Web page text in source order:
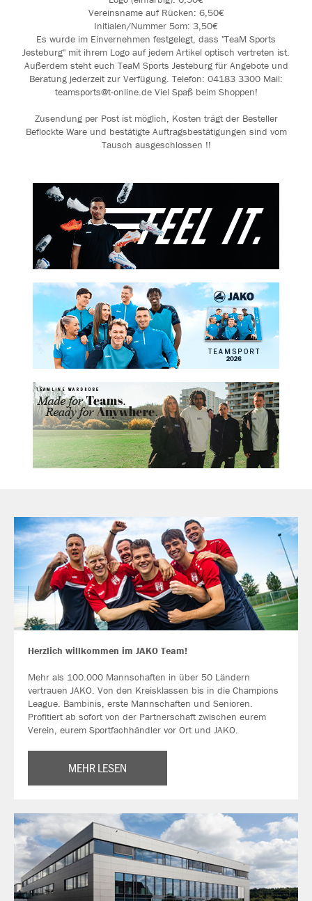
Vereinsname auf Rücken: 6,50€
Initialen/Nummer 5cm: 3,50€
Es wurde im Einvernehmen festgelegt, dass "TeaM Sports
Jesteburg" mit ihrem Logo auf jedem Artikel optisch vertreten ist.
Außerdem steht euch TeaM Sports Jesteburg für Angebote und
Beratung jederzeit zur Verfügung. Telefon: 04183 3300 Mail:
teamsports@t-online.de Viel Spaß beim Shoppen!
Zusendung per Post ist möglich, Kosten trägt der Besteller
Beflockte Ware und bestätigte Auftragsbestätigungen sind vom
Tausch ausgeschlossen !!
Herzlich willkommen im JAKO Team!
Mehr als 100.000 Mannschaften in über 50 Ländern
vertrauen JAKO. Von den Kreisklassen bis in die Champions
League. Bambinis, erste Mannschaften und Senioren.
Profitiert ab sofort von der Partnerschaft zwischen eurem
Verein, eurem Sportfachhändler vor Ort und JAKO.
MEHR LESEN